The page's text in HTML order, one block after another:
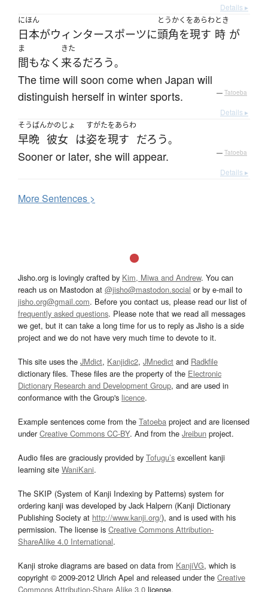
Details ▸
にほん
日本がウィンタースポーツに
とうかくをあらわ
頭角を現す
とき
時 が
ま
間もなく
きた
来るだろう。
The time will soon come when Japan will
distinguish herself in winter sports.
— Tatoeba
Details ▸
そうばん
早晩
かのじょ
彼女 は
すがたをあらわ
姿を現す だろう。
Sooner or later, she will appear. — Tatoeba
Details ▸
MoreSentences >
Jisho.org is lovingly crafted by Kim, Miwa and Andrew. You can
reach us on Mastodon at @jisho@mastodon.social or by e-mail to
jisho.org@gmail.com. Before you contact us, please read our list of
frequently asked questions. Please note that we read all messages
we get, but it can take a long time for us to reply as Jisho is a side
project and we do not have very much time to devote to it.
This site uses the JMdict, Kanjidic2, JMnedict and Radkfile
dictionary files. These files are the property of the Electronic
Dictionary Research and Development Group, and are used in
conformance with the Group's licence.
Example sentences come from the Tatoeba project and are licensed
underCreative Commons CC-BY. And from the Jreibun project.
Audio files are graciously provided by Tofugu’s excellent kanji
learning site WaniKani.
The SKIP (System of Kanji Indexing by Patterns) system for
ordering kanji was developed by Jack Halpern (Kanji Dictionary
Publishing Society at http://www.kanji.org/), and is used with his
permission. The license is Creative Commons Attribution-
ShareAlike 4.0 International.
Kanji stroke diagrams are based on data from KanjiVG, which is
copyright © 2009-2012 Ulrich Apel and released under the Creative
Commons Attribution-Share Alike 3.0 license.